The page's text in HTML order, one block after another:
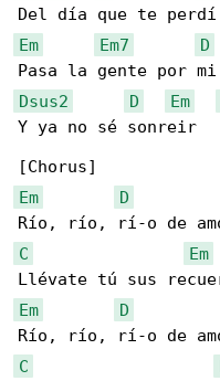
Em
Em7 D
Dsus2
D Em
Y ya no sé sonreir
Em
D
C
Em
Em
D
C